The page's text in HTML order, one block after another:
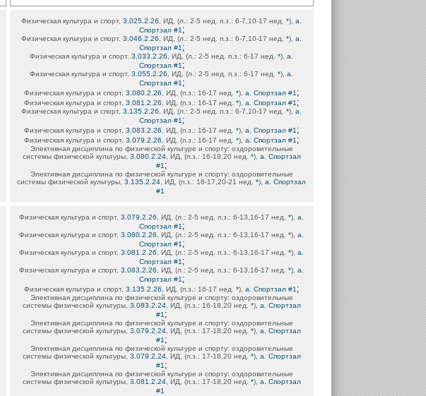
Физическая культура и спорт, 3.025.2.26 , ИД, (л.: 2-5 нед. п.з.: 6-7,10-17 нед. *), а.
Спортзал #1 ;
Физическая культура и спорт, 3.046.2.26 , ИД, (л.: 2-5 нед. п.з.: 6-7,10-17 нед. *), а.
Спортзал #1 ;
Физическая культура и спорт, 3.033.2.26 , ИД, (л.: 2-5 нед. п.з.: 6-17 нед. *), а.
Спортзал #1 ;
Физическая культура и спорт, 3.055.2.26 , ИД, (л.: 2-5 нед. п.з.: 6-17 нед. *), а.
Спортзал #1 ;
Физическая культура и спорт, 3.080.2.26 , ИД, (п.з.: 16-17 нед. *), а. Спортзал #1 ;
Физическая культура и спорт, 3.081.2.26 , ИД, (п.з.: 16-17 нед. *), а. Спортзал #1 ;
Физическая культура и спорт, 3.135.2.26 , ИД, (л.: 2-5 нед. п.з.: 6-7,10-17 нед. *), а.
Спортзал #1 ;
Физическая культура и спорт, 3.083.2.26 , ИД, (п.з.: 16-17 нед. *), а. Спортзал #1 ;
Физическая культура и спорт, 3.079.2.26 , ИД, (п.з.: 16-17 нед. *), а. Спортзал #1 ;
Элективная дисциплина по физической культуре и спорту: оздоровительные
системы физической культуры, 3.080.2.24, ИД, (п.з.: 16-18,20 нед. *), а. Спортзал
#1 ;
Элективная дисциплина по физической культуре и спорту: оздоровительные
системы физической культуры, 3.135.2.24 , ИД, (п.з.: 16-17,20-21 нед. *), а. Спортзал
#1
Физическая культура и спорт, 3.079.2.26 , ИД, (л.: 2-5 нед. п.з.: 6-13,16-17 нед. *), а.
Спортзал #1 ;
Физическая культура и спорт, 3.080.2.26 , ИД, (л.: 2-5 нед. п.з.: 6-13,16-17 нед. *), а.
Спортзал #1 ;
Физическая культура и спорт, 3.081.2.26 , ИД, (л.: 2-5 нед. п.з.: 6-13,16-17 нед. *), а.
Спортзал #1 ;
Физическая культура и спорт, 3.083.2.26 , ИД, (л.: 2-5 нед. п.з.: 6-13,16-17 нед. *), а.
Спортзал #1 ;
Физическая культура и спорт, 3.135.2.26 , ИД, (п.з.: 16-17 нед. *), а. Спортзал #1 ;
Элективная дисциплина по физической культуре и спорту: оздоровительные
системы физической культуры, 3.083.2.24, ИД, (п.з.: 16-18,20 нед. *), а. Спортзал
#1 ;
Элективная дисциплина по физической культуре и спорту: оздоровительные
системы физической культуры, 3.079.2.24, ИД, (п.з.: 17-18,20 нед. *), а. Спортзал
#1 ;
Элективная дисциплина по физической культуре и спорту: оздоровительные
системы физической культуры, 3.079.2.24, ИД, (п.з.: 17-18,20 нед. *), а. Спортзал
#1 ;
Элективная дисциплина по физической культуре и спорту: оздоровительные
системы физической культуры, 3.081.2.24, ИД, (п.з.: 17-18,20 нед. *), а. Спортзал
#1